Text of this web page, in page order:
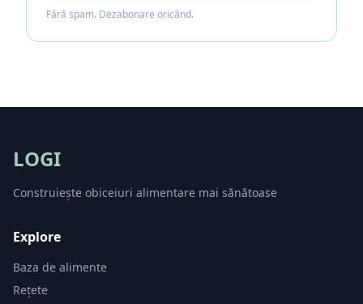
Fără spam. Dezabonare oricând.
LOGI
Construiește obiceiuri alimentare mai sănătoase
Explore
Baza de alimente
Rețete